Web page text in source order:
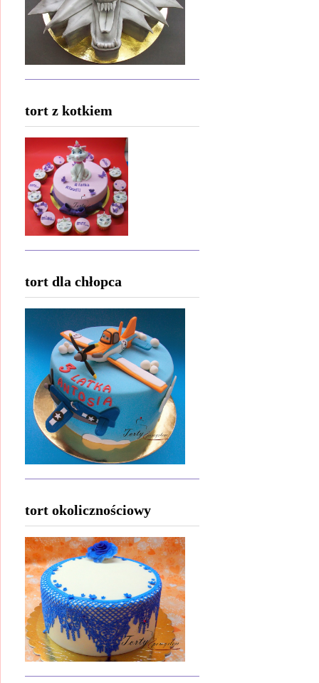
tort z kotkiem
tort dla chłopca
tort okolicznościowy